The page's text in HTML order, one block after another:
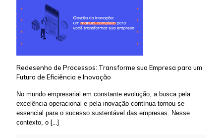
Redesenho de Processos: Transforme sua Empresa para um
Futuro de Eficiência e Inovação
No mundo empresarial em constante evolução, a busca pela
excelência operacional e pela inovação contínua tornou-se
essencial para o sucesso sustentável das empresas. Nesse
contexto, o […]